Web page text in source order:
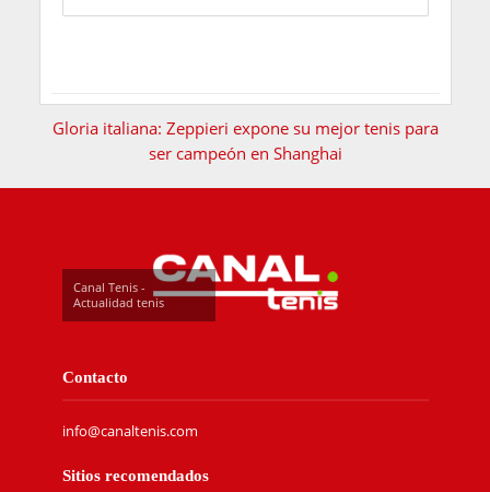
Gloria italiana: Zeppieri expone su mejor tenis para
ser campeón en Shanghai
Canal Tenis -
Actualidad tenis
Contacto
info@canaltenis.com
Sitios recomendados